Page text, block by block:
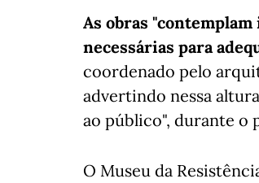
As obras
necessárias para
coordenado pelo
advertindo nessa
ao público", durante o
O Museu da